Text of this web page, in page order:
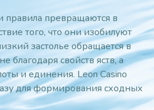
превращаются в
того, что они изобилуют
застолье обращается в
благодаря свойств яств, а
и единения. Leon Casino
для формирования сходных